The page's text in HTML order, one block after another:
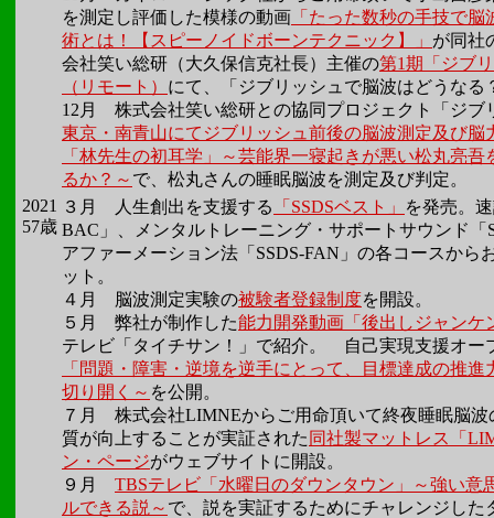
を測定し評価した模様の動画 「たった数秒の手技で
術とは！【スピーノイドボーンテクニック】」 が同社
会社笑い総研（大久保信克社長）主催の第1期「ジブ
（リモート） にて、「ジブリッシュで脳波はどうな
12月 株式会社笑い総研との協同プロジェクト「ジブ
東京・南青山にてジブリッシュ前後の脳波測定及び脳
「林先生の初耳学」～芸能界一寝起きが悪い松丸亮
るか？～ で、松丸さんの睡眠脳波を測定及び判定。
2021
57歳
３月 人生創出を支援する 「SSDSベスト」
を発売。
BAC」、メンタルトレーニング・サポートサウンド
アファーメーション法「SSDS-FAN」の各コースから
ット。
４月
脳波測定実験の被験者登録制度を開設。
５月
弊社が制作した能力開発動画「後出しジャンケ
テレビ「タイチサン！」で紹介。 自己実現支援オー
「問題・障害・逆境を逆手にとって、目標達成の推
切り開く～ を公開。
７月
株式会社LIMNEからご用命頂いて終夜睡眠脳波
質が向上することが実証された 同社製マットレス「
ン・ページがウェブサイトに開設。
９月
TBSテレビ「水曜日のダウンタウン」～強い意
ルできる説～ で、説を実証するためにチャレンジし